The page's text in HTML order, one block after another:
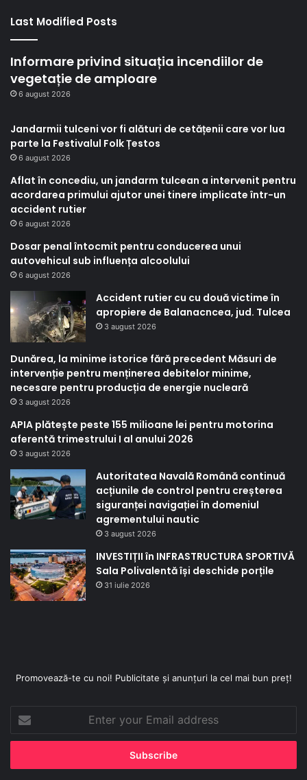
Last Modified Posts
Informare privind situația incendiilor de
vegetație de amploare
6 august 2026
Jandarmii tulceni vor fi alături de cetățenii care vor lua
parte la Festivalul Folk Țestos
6 august 2026
Aflat în concediu, un jandarm tulcean a intervenit pentru
acordarea primului ajutor unei tinere implicate într-un
accident rutier
6 august 2026
Dosar penal întocmit pentru conducerea unui
autovehicul sub influența alcoolului
6 august 2026
Accident rutier cu cu două victime în
apropiere de Balanacncea, jud. Tulcea
3 august 2026
Dunărea, la minime istorice fără precedent Măsuri de
intervenție pentru menținerea debitelor minime,
necesare pentru producția de energie nucleară
3 august 2026
APIA plătește peste 155 milioane lei pentru motorina
aferentă trimestrului I al anului 2026
3 august 2026
Autoritatea Navală Română continuă
acțiunile de control pentru creșterea
siguranței navigației în domeniul
agrementului nautic
3 august 2026
INVESTIȚII în INFRASTRUCTURA SPORTIVĂ
Sala Polivalentă își deschide porțile
31 iulie 2026
Promovează-te cu noi! Publicitate și anunțuri la cel mai bun preț!
your
Email